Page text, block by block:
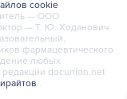
cookie
— ООО
— Т. Ю. Ходанович
фармацевтического
любых
редакции docunion.net
.